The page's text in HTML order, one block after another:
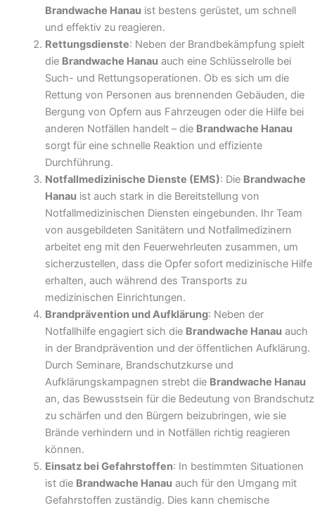
Brandwache Hanau ist bestens gerüstet, um schnell
und effektiv zu reagieren.
Rettungsdienste: Neben der Brandbekämpfung spielt
die Brandwache Hanau auch eine Schlüsselrolle bei
Such- und Rettungsoperationen. Ob es sich um die
Rettung von Personen aus brennenden Gebäuden, die
Bergung von Opfern aus Fahrzeugen oder die Hilfe bei
anderen Notfällen handelt – die Brandwache Hanau
sorgt für eine schnelle Reaktion und effiziente
Durchführung.
Notfallmedizinische Dienste (EMS): Die Brandwache
Hanau ist auch stark in die Bereitstellung von
Notfallmedizinischen Diensten eingebunden. Ihr Team
von ausgebildeten Sanitätern und Notfallmedizinern
arbeitet eng mit den Feuerwehrleuten zusammen, um
sicherzustellen, dass die Opfer sofort medizinische Hilfe
erhalten, auch während des Transports zu
medizinischen Einrichtungen.
Brandprävention und Aufklärung: Neben der
Notfallhilfe engagiert sich die Brandwache Hanau auch
in der Brandprävention und der öffentlichen Aufklärung.
Durch Seminare, Brandschutzkurse und
Aufklärungskampagnen strebt die Brandwache Hanau
an, das Bewusstsein für die Bedeutung von Brandschutz
zu schärfen und den Bürgern beizubringen, wie sie
Brände verhindern und in Notfällen richtig reagieren
können.
Einsatz bei Gefahrstoffen: In bestimmten Situationen
ist die Brandwache Hanau auch für den Umgang mit
Gefahrstoffen zuständig. Dies kann chemische